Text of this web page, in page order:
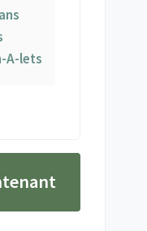
A-lets